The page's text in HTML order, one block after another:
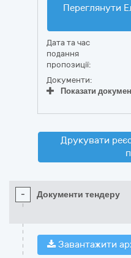
Переглянути
Дата та час
подання
пропозиції:
Документи:
Показати
Друкувати
- Документи тендеру
Завантажити